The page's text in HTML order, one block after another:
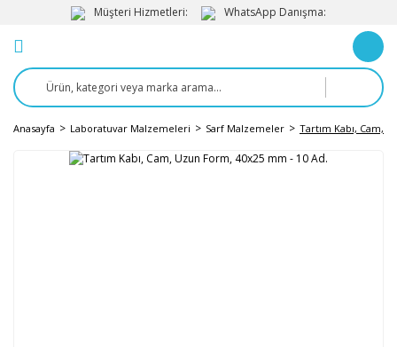
Müşteri Hizmetleri: WhatsApp Danışma:
Anasayfa Laboratuvar Malzemeleri Sarf Malzemeler Tartım Kabı, Cam,